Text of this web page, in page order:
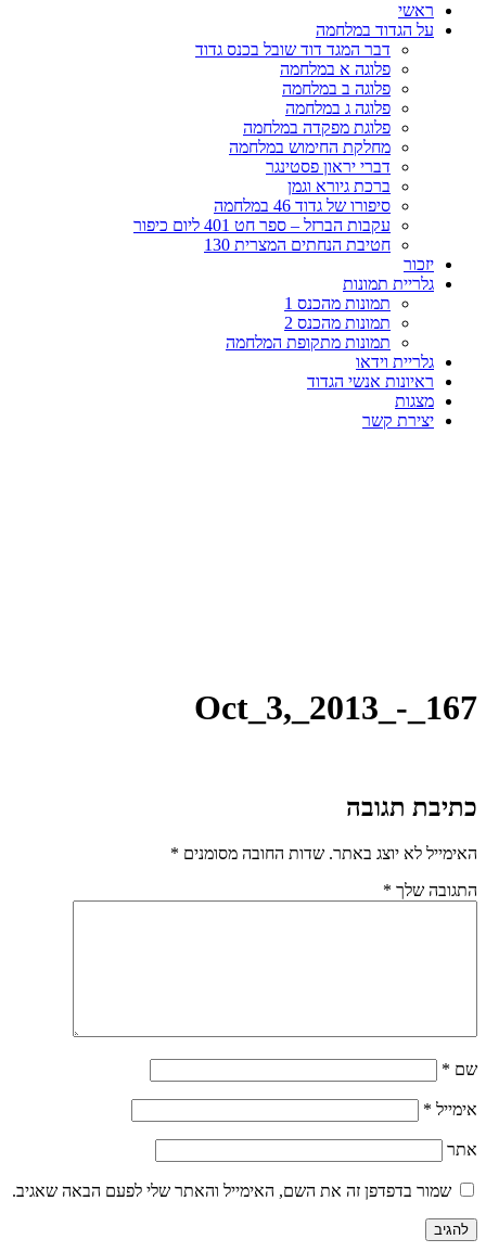
ראשי
על הגדוד במלחמה
דבר המגד דוד שובל בכנס גדוד
פלוגה א במלחמה
פלוגה ב במלחמה
פלוגה ג במלחמה
פלוגת מפקדה במלחמה
מחלקת החימוש במלחמה
דברי יראון פסטינגר
ברכת גיורא וגמן
סיפורו של גדוד 46 במלחמה
עקבות הברזל – ספר חט 401 ליום כיפור
חטיבת הנחתים המצרית 130
יזכור
גלריית תמונות
תמונות מהכנס 1
תמונות מהכנס 2
תמונות מתקופת המלחמה
גלריית וידאו
ראיונות אנשי הגדוד
מצגות
יצירת קשר
Oct_3,_2013_-_167
כתיבת תגובה
האימייל לא יוצג באתר. שדות החובה מסומנים *
התגובה שלך *
שם *
אימייל *
אתר
שמור בדפדפן זה את השם, האימייל והאתר שלי לפעם הבאה שאגיב.